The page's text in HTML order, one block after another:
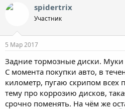
:
spidertrix
Участник
5 Мар 2017
Задние тормозные диски.
С момента покупки авто, в
километр, пугаю скрипом
тему про коррозию дисков,
срочно поменять. На чём же